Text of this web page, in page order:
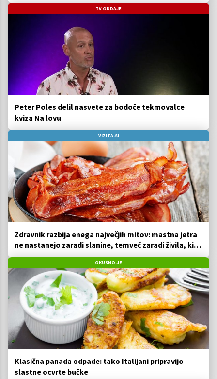
TV ODDAJE
Peter Poles delil nasvete za bodoče tekmovalce
kviza Na lovu
VIZITA.SI
Zdravnik razbija enega največjih mitov: mastna jetra
ne nastanejo zaradi slanine, temveč zaradi živila, ki
ga imamo vsi radi
OKUSNO.JE
Klasična panada odpade: tako Italijani pripravijo
slastne ocvrte bučke